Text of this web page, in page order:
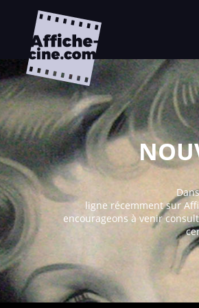
ligne récemment sur
encourageons à venir